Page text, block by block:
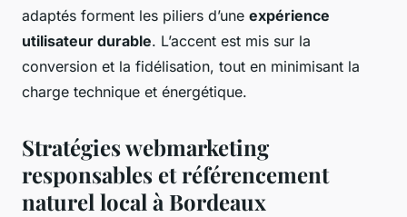
adaptés forment les piliers d’une expérience
utilisateur durable. L’accent est mis sur la
conversion et la fidélisation, tout en minimisant la
charge technique et énergétique.
Stratégies webmarketing
responsables et référencement
naturel local à Bordeaux